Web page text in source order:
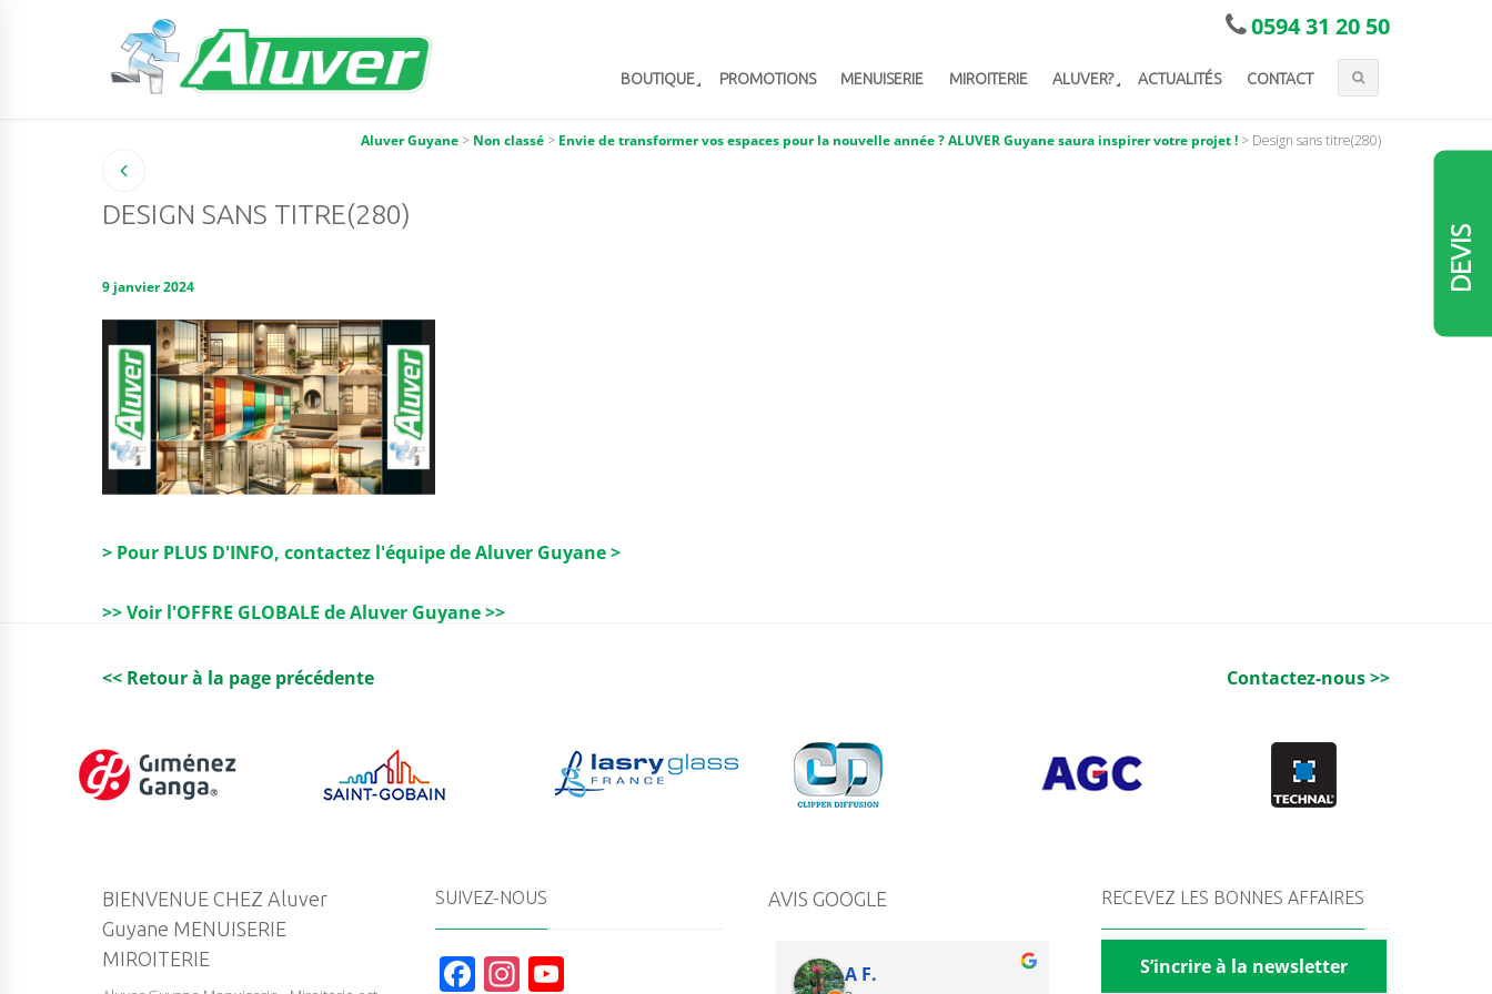
0594 31 20 50
BOUTIQUE PROMOTIONS MENUISERIE MIROITERIE ALUVER? ACTUALITÉS CONTACT
DEVIS
Aluver Guyane > Non classé > Envie de transformer vos espaces pour la nouvelle année ? ALUVER Guyane saura inspirer votre projet ! > Design sans titre(280)
DESIGN SANS TITRE(280)
9 janvier 2024
> Pour PLUS D'INFO, contactez l'équipe de Aluver Guyane >
>> Voir l'OFFRE GLOBALE de Aluver Guyane >>
<< Retour à la page précédente Contactez-nous >>
BIENVENUE CHEZ Aluver
Guyane MENUISERIE
MIROITERIE
SUIVEZ-NOUS
F In
AVIS GOOGLE
A F.
RECEVEZ LES BONNES AFFAIRES
S’incrire à la newsletter